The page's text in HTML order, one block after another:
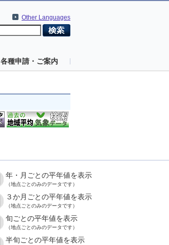
Other Languages
各種申請・ご案内
年・月ごとの平年値を表示
（地点ごとのみのデータです）
３か月ごとの平年値を表示
（地点ごとのみのデータです）
旬ごとの平年値を表示
（地点ごとのみのデータです）
半旬ごとの平年値を表示